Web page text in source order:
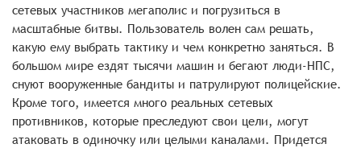
сетевых участников мегаполис и погрузиться в
масштабные битвы. Пользователь волен сам решать,
какую ему выбрать тактику и чем конкретно заняться. В
большом мире ездят тысячи машин и бегают люди-НПС,
снуют вооруженные бандиты и патрулируют полицейские.
Кроме того, имеется много реальных сетевых
противников, которые преследуют свои цели, могут
атаковать в одиночку или целыми каналами. Придется